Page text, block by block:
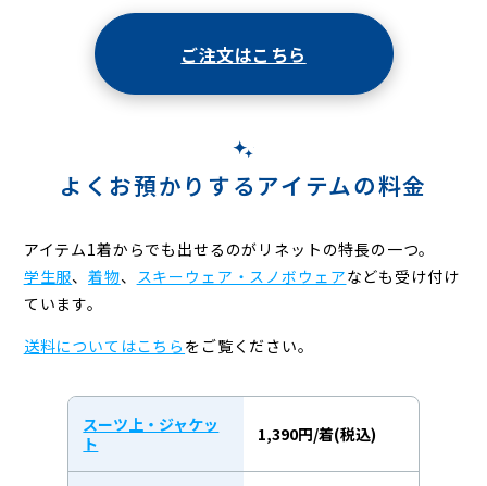
ご注文はこちら
よくお預かりするアイテムの料金
アイテム1着からでも出せるのがリネットの特長の一つ。
学生服、着物、 スキーウェア・スノボウェアなども受け付け
ています。
送料についてはこちら をご覧ください。
スーツ上・ジャケッ
ト
1,390円/着(税込)